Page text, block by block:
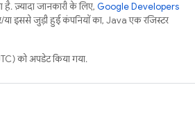
ज़्यादा जानकारी के लिए, Google Developers
इससे जुड़ी हुई कंपनियों का, Java एक रजिस्टर
को अपडेट किया गया.